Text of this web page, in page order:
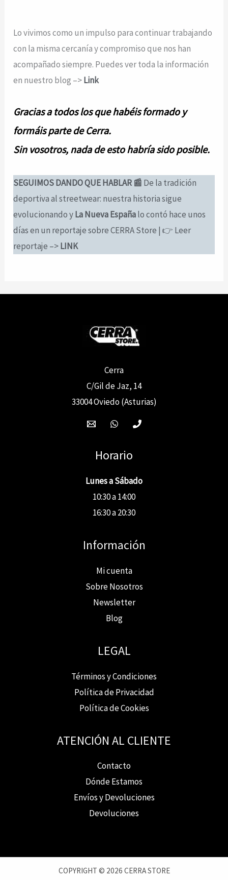
Lo vivimos como un impulso para continuar trabajando
con la misma cercanía y compromiso que nos han
acompañado siempre. Puedes ver toda la información
en nuestro blog –>Link
Gracias a todos los que habéis formado y
formáis parte de Cerra.
Sin vosotros, nada de esto habría sido posible.
SEGUIMOS DANDO QUE HABLAR 📰 De la tradición
deportiva al streetwear: nuestra historia sigue
evolucionando yLa Nueva Españalo contó hace unos
días en un reportaje sobre CERRA Store | 👉 Leer
reportaje –>LINK
Cerra
C/Gil de Jaz, 14
33004 Oviedo (Asturias)
Horario
Lunes a Sábado
10:30 a 14:00
16:30 a 20:30
Información
Mi cuenta
Sobre Nosotros
Newsletter
Blog
LEGAL
Términos y Condiciones
Política de Privacidad
Política de Cookies
ATENCIÓN AL CLIENTE
Contacto
Dónde Estamos
Envíos y Devoluciones
Devoluciones
COPYRIGHT © 2026 CERRA STORE